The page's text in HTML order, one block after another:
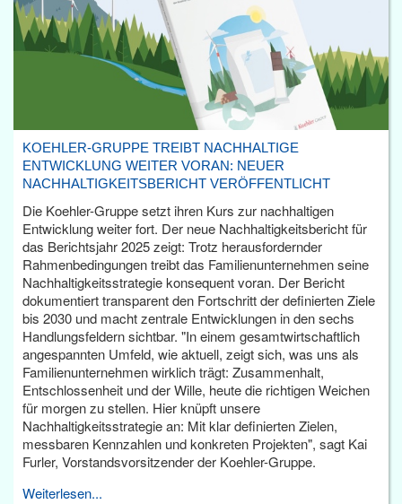
KOEHLER-GRUPPE TREIBT NACHHALTIGE
ENTWICKLUNG WEITER VORAN: NEUER
NACHHALTIGKEITSBERICHT VERÖFFENTLICHT
Die Koehler-Gruppe setzt ihren Kurs zur nachhaltigen
Entwicklung weiter fort. Der neue Nachhaltigkeitsbericht für
das Berichtsjahr 2025 zeigt: Trotz herausfordernder
Rahmenbedingungen treibt das Familienunternehmen seine
Nachhaltigkeitsstrategie konsequent voran. Der Bericht
dokumentiert transparent den Fortschritt der definierten Ziele
bis 2030 und macht zentrale Entwicklungen in den sechs
Handlungsfeldern sichtbar. "In einem gesamtwirtschaftlich
angespannten Umfeld, wie aktuell, zeigt sich, was uns als
Familienunternehmen wirklich trägt: Zusammenhalt,
Entschlossenheit und der Wille, heute die richtigen Weichen
für morgen zu stellen. Hier knüpft unsere
Nachhaltigkeitsstrategie an: Mit klar definierten Zielen,
messbaren Kennzahlen und konkreten Projekten", sagt Kai
Furler, Vorstandsvorsitzender der Koehler-Gruppe.
Weiterlesen...